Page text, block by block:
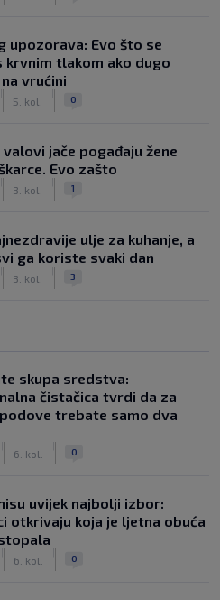
upozorava: Evo što se
krvnim tlakom ako dugo
vrućini
5. kol. 0
jače pogađaju žene
Evo zašto
3. kol. 1
ulje za kuhanje, a
ga koriste svaki dan
3. kol. 3
skupa sredstva:
čistačica tvrdi da za
trebate samo dva
6. kol. 0
uvijek najbolji izbor:
otkrivaju koja je ljetna obuća
6. kol. 0